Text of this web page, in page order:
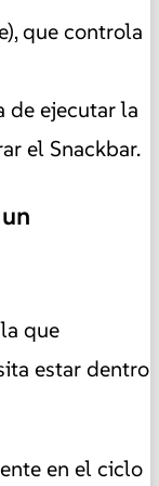
que controla
de ejecutar la
el Snackbar.
que
estar dentro
en el ciclo